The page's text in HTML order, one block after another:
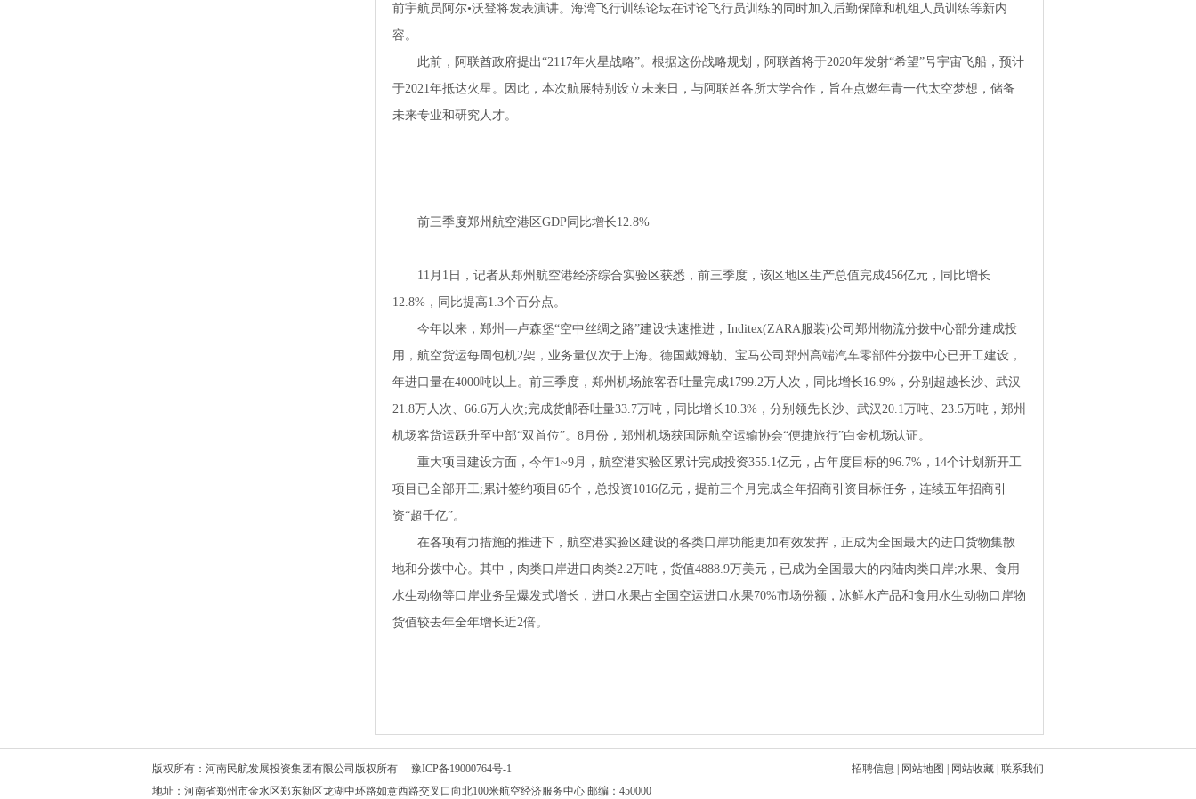
前宇航员阿尔•沃登将发表演讲。海湾飞行训练论坛在讨论飞行员训练的同时加入后勤保障和机组人员训练等新内
容。
此前，阿联酋政府提出“2117年火星战略”。根据这份战略规划，阿联酋将于2020年发射“希望”号宇宙飞船，预计
于2021年抵达火星。因此，本次航展特别设立未来日，与阿联酋各所大学合作，旨在点燃年青一代太空梦想，储备
未来专业和研究人才。
前三季度郑州航空港区GDP同比增长12.8%
11月1日，记者从郑州航空港经济综合实验区获悉，前三季度，该区地区生产总值完成456亿元，同比增长
12.8%，同比提高1.3个百分点。
今年以来，郑州—卢森堡“空中丝绸之路”建设快速推进，Inditex(ZARA服装)公司郑州物流分拨中心部分建成投
用，航空货运每周包机2架，业务量仅次于上海。德国戴姆勒、宝马公司郑州高端汽车零部件分拨中心已开工建设，
年进口量在4000吨以上。前三季度，郑州机场旅客吞吐量完成1799.2万人次，同比增长16.9%，分别超越长沙、武汉
21.8万人次、66.6万人次;完成货邮吞吐量33.7万吨，同比增长10.3%，分别领先长沙、武汉20.1万吨、23.5万吨，郑州
机场客货运跃升至中部“双首位”。8月份，郑州机场获国际航空运输协会“便捷旅行”白金机场认证。
重大项目建设方面，今年1~9月，航空港实验区累计完成投资355.1亿元，占年度目标的96.7%，14个计划新开工
项目已全部开工;累计签约项目65个，总投资1016亿元，提前三个月完成全年招商引资目标任务，连续五年招商引
资“超千亿”。
在各项有力措施的推进下，航空港实验区建设的各类口岸功能更加有效发挥，正成为全国最大的进口货物集散
地和分拨中心。其中，肉类口岸进口肉类2.2万吨，货值4888.9万美元，已成为全国最大的内陆肉类口岸;水果、食用
水生动物等口岸业务呈爆发式增长，进口水果占全国空运进口水果70%市场份额，冰鲜水产品和食用水生动物口岸物
货值较去年全年增长近2倍。
版权所有：河南民航发展投资集团有限公司版权所有 豫ICP备19000764号-1 招聘信息 网站地图 网站收藏 联系我们
地址：河南省郑州市金水区郑东新区龙湖中环路如意西路交叉口向北100米航空经济服务中心 邮编：450000